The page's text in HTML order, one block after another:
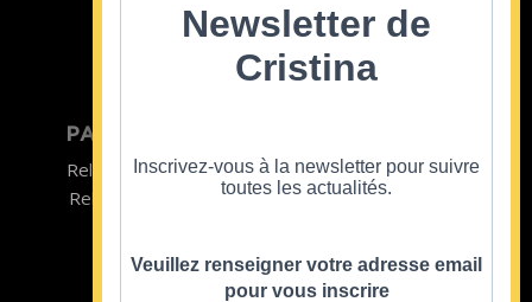
PARTICULIER
Relooking homme
Relooking femme
Team Building
Formations
Newsletter de
Cristina
Inscrivez-vous à la newsletter pour suivre
toutes les actualités.
Veuillez renseigner votre adresse email
pour vous inscrire